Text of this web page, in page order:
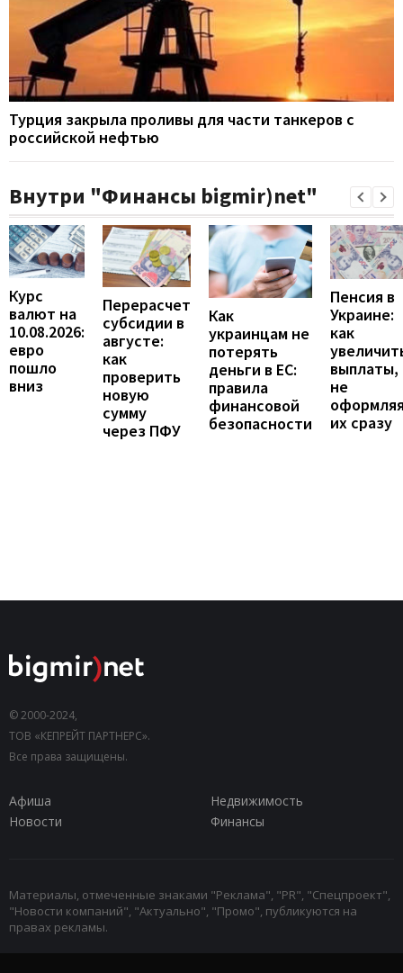
Турция закрыла проливы для части танкеров с
российской нефтью
Внутри "Финансы bigmir)net"
Курс
валют на
10.08.2026:
евро
пошло
вниз
Перерасчет
субсидии в
августе:
как
проверить
новую
сумму
через ПФУ
Как
украинцам не
потерять
деньги в ЕС:
правила
финансовой
безопасности
Пенсия в
Украине:
как
выплаты,
не
их сразу
© 2000-2024,
ТОВ «КЕПРЕЙТ ПАРТНЕРС».
Все права защищены.
Афиша
Недвижимость
Новости
Финансы
Материалы, отмеченные знаками "Реклама", "PR", "Спецпроект",
"Новости компаний", "Актуально", "Промо", публикуются на
правах рекламы.